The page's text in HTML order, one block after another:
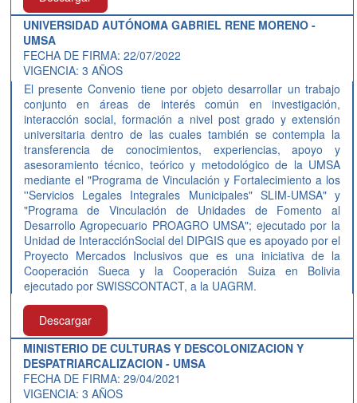
UNIVERSIDAD AUTÓNOMA GABRIEL RENE MORENO -
UMSA
FECHA DE FIRMA: 22/07/2022
VIGENCIA: 3 AÑOS
El presente Convenio tiene por objeto desarrollar un trabajo
conjunto en áreas de interés común en investigación,
interacción social, formación a nivel post grado y extensión
universitaria dentro de las cuales también se contempla la
transferencia de conocimientos, experiencias, apoyo y
asesoramiento técnico, teórico y metodológico de la UMSA
mediante el "Programa de Vinculación y Fortalecimiento a los
''Servicios Legales Integrales Municipales" SLIM-UMSA" y
"Programa de Vinculación de Unidades de Fomento al
Desarrollo Agropecuario PROAGRO UMSA"; ejecutado por la
Unidad de InteracciónSocial del DIPGIS que es apoyado por el
Proyecto Mercados Inclusivos que es una iniciativa de la
Cooperación Sueca y la Cooperación Suiza en Bolivia
ejecutado por SWISSCONTACT, a la UAGRM.
Descargar
MINISTERIO DE CULTURAS Y DESCOLONIZACION Y
DESPATRIARCALIZACION - UMSA
FECHA DE FIRMA: 29/04/2021
VIGENCIA: 3 AÑOS